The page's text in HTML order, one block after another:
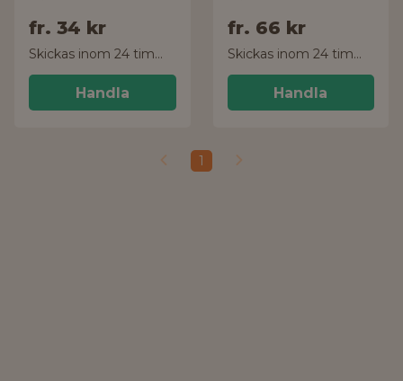
fr. 34 kr
Skickas inom 24 timmar!
Handla
fr. 66 kr
Skickas inom 24 timmar!
Handla
1